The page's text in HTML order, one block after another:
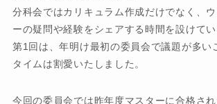
分科会ではカリキュラム作成だけでなく、
ーの疑問や経験をシェアする時間を設けてい
第1回は、年明け最初の委員会で議題が多い
タイムは割愛いたしました。
今回の委員会では昨年度マスターに合格さ